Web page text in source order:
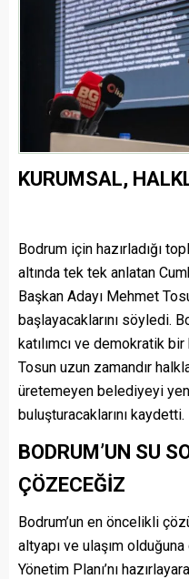
KURUMSAL,
Bodrum için hazırladığı
altında tek tek anlatan
Başkan Adayı Mehmet
başlayacaklarını söyledi.
katılımcı ve demokratik
Tosun uzun zamandır
üretemeyen belediyeyi
buluşturacaklarını kaydetti.
BODRUM’UN SU
ÇÖZECEĞİZ
Bodrum’un en öncelikli
altyapı ve ulaşım
Yönetim Planı’nı